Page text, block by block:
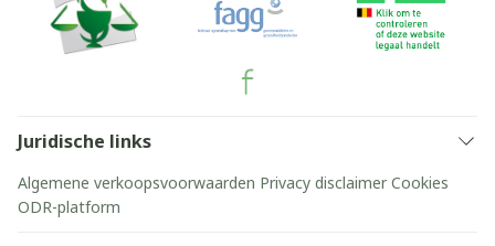
Juridische links
Algemene verkoopsvoorwaarden Privacy disclaimer Cookies
ODR-platform